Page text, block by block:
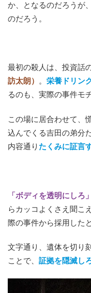
か、となるのだろうが
のだろう。
最初の殺人は、投資話
訪太朗） 。 栄養ドリン
るのも、実際の事件モ
この場に居合わせて、
込んでくる吉田の弟分
内容通り たくみに証言
「ボディを透明にしろ」
らカッコよくさえ聞こ
際の事件から採用した
文字通り、遺体を切り
ことで、 証拠を隠滅し